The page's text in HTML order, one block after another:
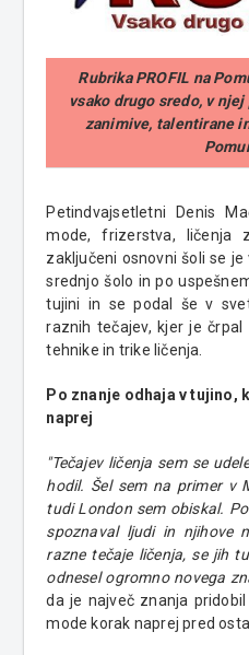
Rubrika PROFIL na
vsako drugo sredo, v
zanimive, talentirane
Petindvajsetletni Denis
mode, frizerstva, ličenja
zaključeni osnovni šoli se
srednjo šolo in po
tujini in se podal še v
raznih tečajev, kjer je
tehnike in trike ličenja.
Po znanje odhaja v tujino,
naprej
"Tečajev ličenja sem se
hodil. Šel sem na primer v
tudi London sem obiskal.
spoznaval ljudi in njihove
razne tečaje ličenja, se jih
odnesel ogromno novega
da je največ znanja
mode korak naprej pred